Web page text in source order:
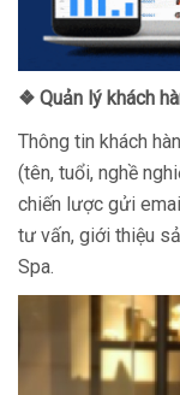
❖ Quản lý khách
Thông tin khách
(tên, tuổi, nghề
chiến lược gửi
tư vấn, giới thiệu
Spa.